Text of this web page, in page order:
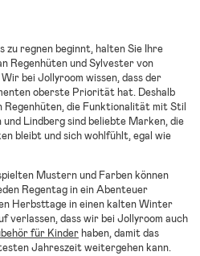
zu regnen beginnt, halten Sie Ihre
Regenhüten und Sylvester von
bei Jollyroom wissen, dass der
oberste Priorität hat. Deshalb
Regenhüten, die Funktionalität mit Stil
Lindberg sind beliebte Marken, die
bleibt und sich wohlfühlt, egal wie
Mustern und Farben können
Regentag in ein Abenteuer
Herbsttage in einen kalten Winter
verlassen, dass wir bei Jollyroom auch
für Kinderhaben, damit das
Jahreszeit weitergehen kann.